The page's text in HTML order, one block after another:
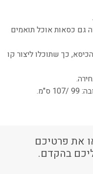
גם כסאות אוכל תואמים
כך שתוכלו ליצור קו
את פרטיכם
בהקדם.